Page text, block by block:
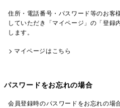
住所・電話番号・パスワード等のお客
していただき「マイページ」の「登録
します。
マイページはこちら
パスワードをお忘れの場合
会員登録時のパスワードをお忘れの場